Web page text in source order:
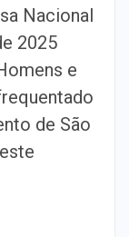
Nacional
2025
e
de São